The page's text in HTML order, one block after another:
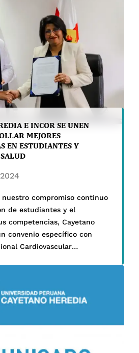
Esta iniciativa reúne a
de Brasil, Perú, Colombia, […]
E INCOR SE UNEN
MEJORES
EN ESTUDIANTES Y
nuestro compromiso continuo
de estudiantes y el
competencias, Cayetano
convenio específico con
Cardiovascular
al personal del Incor como
nuestras facultades
Enfermería y de